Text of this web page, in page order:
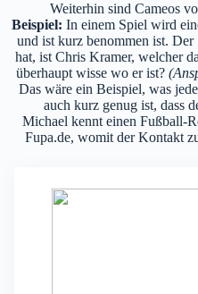
Weiterhin sind Cameos
Beispiel: In einem Spiel wird
und ist kurz benommen ist.
hat, ist Chris Kramer, welcher
überhaupt wisse wo er ist?
Das wäre ein Beispiel, was
auch kurz genug ist, dass
Michael kennt einen Fußball-
Fupa.de, womit der Kontakt